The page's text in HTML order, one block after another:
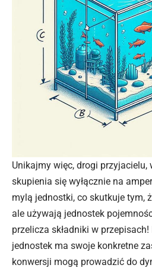
Unikajmy więc, drogi przyjacielu,
skupienia się wyłącznie na
mylą jednostki, co skutkuje tym,
ale używają jednostek
przelicza składniki w
jednostek ma swoje konkretne
konwersji mogą prowadzić do